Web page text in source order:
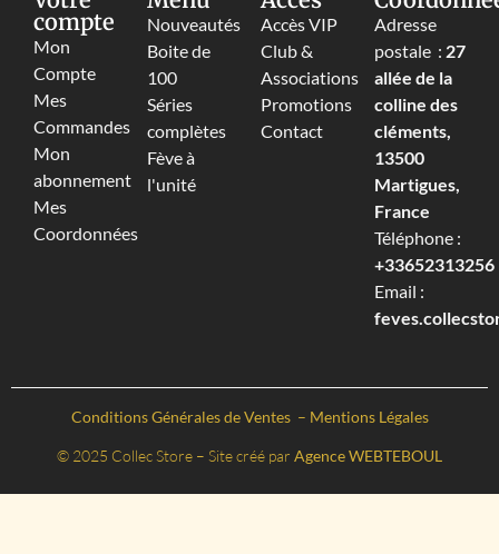
compte
Mon
Compte
Mes
Commandes
Mon
abonnement
Mes
Coordonnées
Nouveautés
Boite de
100
Séries
complètes
Fève à
l'unité
Accès VIP
Club &
Associations
Promotions
Contact
Adresse
postale : 27
allée de la
colline des
cléments,
13500
Martigues,
France
Téléphone :
+33652313256‬
Email :
Conditions Générales de Ventes – Mentions Légales
© 2025 Collec Store – Site créé par Agence WEBTEBOUL